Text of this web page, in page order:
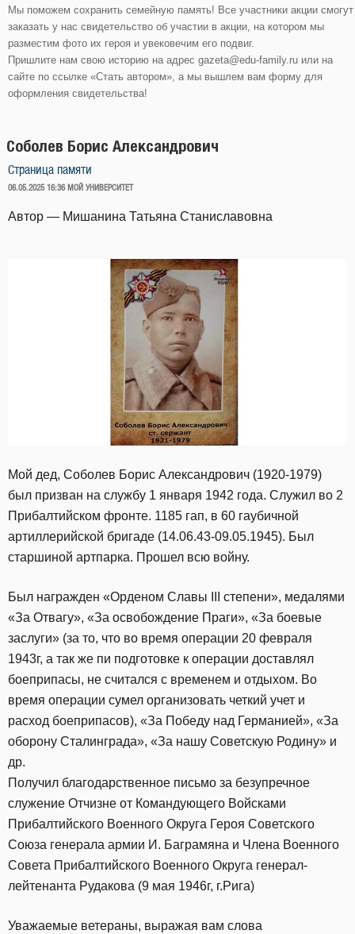
Мы поможем сохранить семейную память! Все участники акции смогут
заказать у нас свидетельство об участии в акции, на котором мы
разместим фото их героя и увековечим его подвиг.
Пришлите нам свою историю на адрес gazeta@edu-family.ru или на
сайте по ссылке «Стать автором», а мы вышлем вам форму для
оформления свидетельства!
Соболев Борис Александрович
Страница памяти
ОПУБЛИКОВАНО
06.05.2025 16:36 МОЙ УНИВЕРСИТЕТ
Автор — Мишанина Татьяна Станиславовна
Мой дед, Соболев Борис Александрович (1920-1979)
был призван на службу 1 января 1942 года. Служил во 2
Прибалтийском фронте. 1185 гап, в 60 гаубичной
артиллерийской бригаде (14.06.43-09.05.1945). Был
старшиной артпарка. Прошел всю войну.
Был награжден «Орденом Славы III степени», медалями
«За Отвагу», «За освобождение Праги», «За боевые
заслуги» (за то, что во время операции 20 февраля
1943г, а так же пи подготовке к операции доставлял
боеприпасы, не считался с временем и отдыхом. Во
время операции сумел организовать четкий учет и
расход боеприпасов), «За Победу над Германией», «За
оборону Сталинграда», «За нашу Советскую Родину» и
др.
Получил благодарственное письмо за безупречное
служение Отчизне от Командующего Войсками
Прибалтийского Военного Округа Героя Советского
Союза генерала армии И. Баграмяна и Члена Военного
Совета Прибалтийского Военного Округа генерал-
лейтенанта Рудакова (9 мая 1946г, г.Рига)
Уважаемые ветераны, выражая вам слова